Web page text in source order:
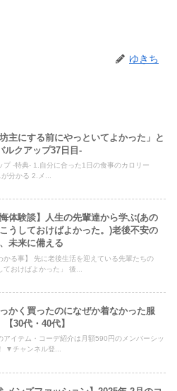
ゆきち
主にする前にやっといてよかった」と
ルクアップ37日目-
-特典- 1.自分に合った1日の食事のカロリー
分かる 2.メ...
悔体験談】人生の先輩達から学ぶ(あの
うしておけばよかった。)老後不安の
未来に備える
かる事】 先に老後生活を迎えている先輩たちの
ておけばよかった」 後...
っかく買ったのになぜか着なかった服
【30代・40代】
アイテム・コーデ紹介は月額590円のメンバーシッ
▼チャンネル登...